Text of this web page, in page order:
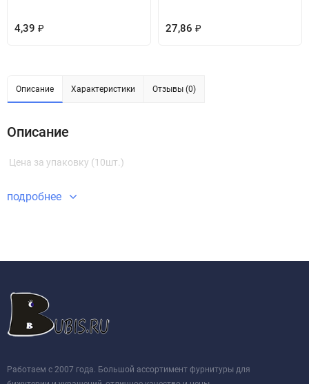
4,39 ₽ 27,86 ₽
Описание Характеристики Отзывы (0)
Описание
Цена за упаковку (10шт.)
подробнее
Работаем с 2007 года. Большой ассортимент фурнитуры для